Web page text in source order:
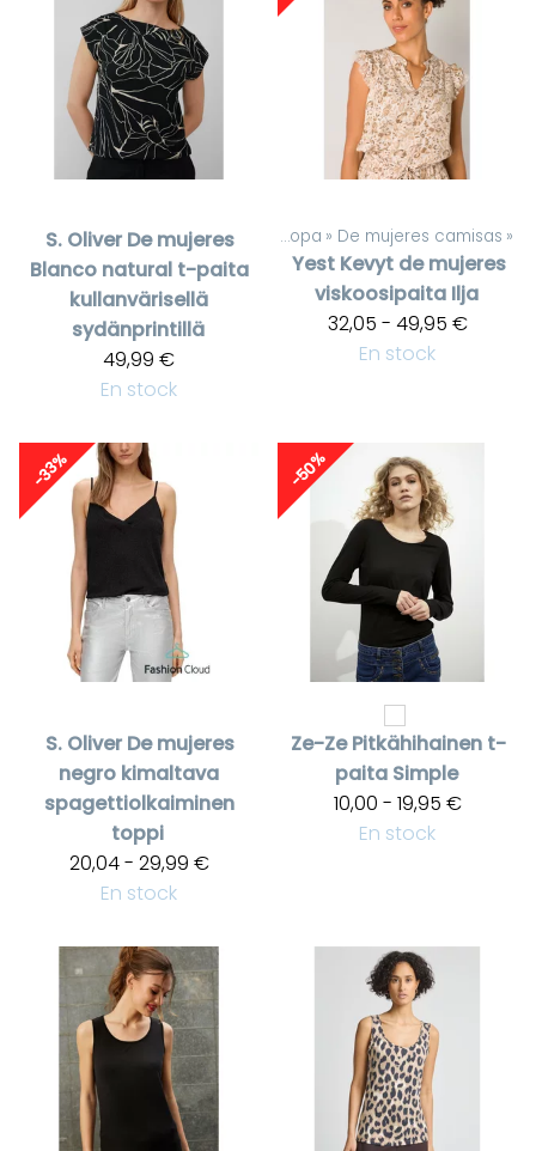
S. Oliver De mujeres
Blanco natural t-paita
kullanvärisellä
sydänprintillä
49,99 €
En stock
Productos ‪» De mujeres ropa ‪» De mujeres camisas ‪»
Yest Kevyt de mujeres
viskoosipaita Ilja
32,05 - 49,95 €
En stock
-33%
S. Oliver De mujeres
negro kimaltava
spagettiolkaiminen
toppi
20,04 - 29,99 €
En stock
-50%
Ze-Ze Pitkähihainen t-
paita Simple
10,00 - 19,95 €
En stock